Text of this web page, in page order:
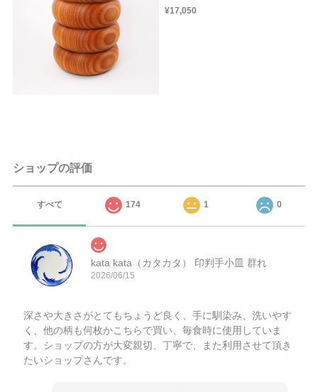
¥17,050
ショップの評価
すべて 174 1 0
kata kata（カタカタ） 印判手小皿 群れ
2026/06/15
深さや大きさがとてもちょうど良く、手に馴染み、洗いやす
く、他の柄も何枚かこちらで買い、毎食時に使用していま
す。ショップの方が大変親切、丁寧で、また利用させて頂き
たいショップさんです。